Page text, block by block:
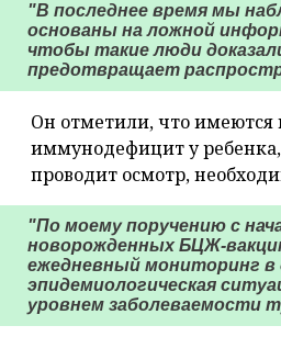
"В последнее время мы
основаны на ложной
чтобы такие люди
предотвращает
Он отметили, что имеются
иммунодефицит у
проводит осмотр,
"По моему поручению с
новорожденных БЦЖ-
ежедневный мониторинг в
эпидемиологическая
уровнем заболеваемости